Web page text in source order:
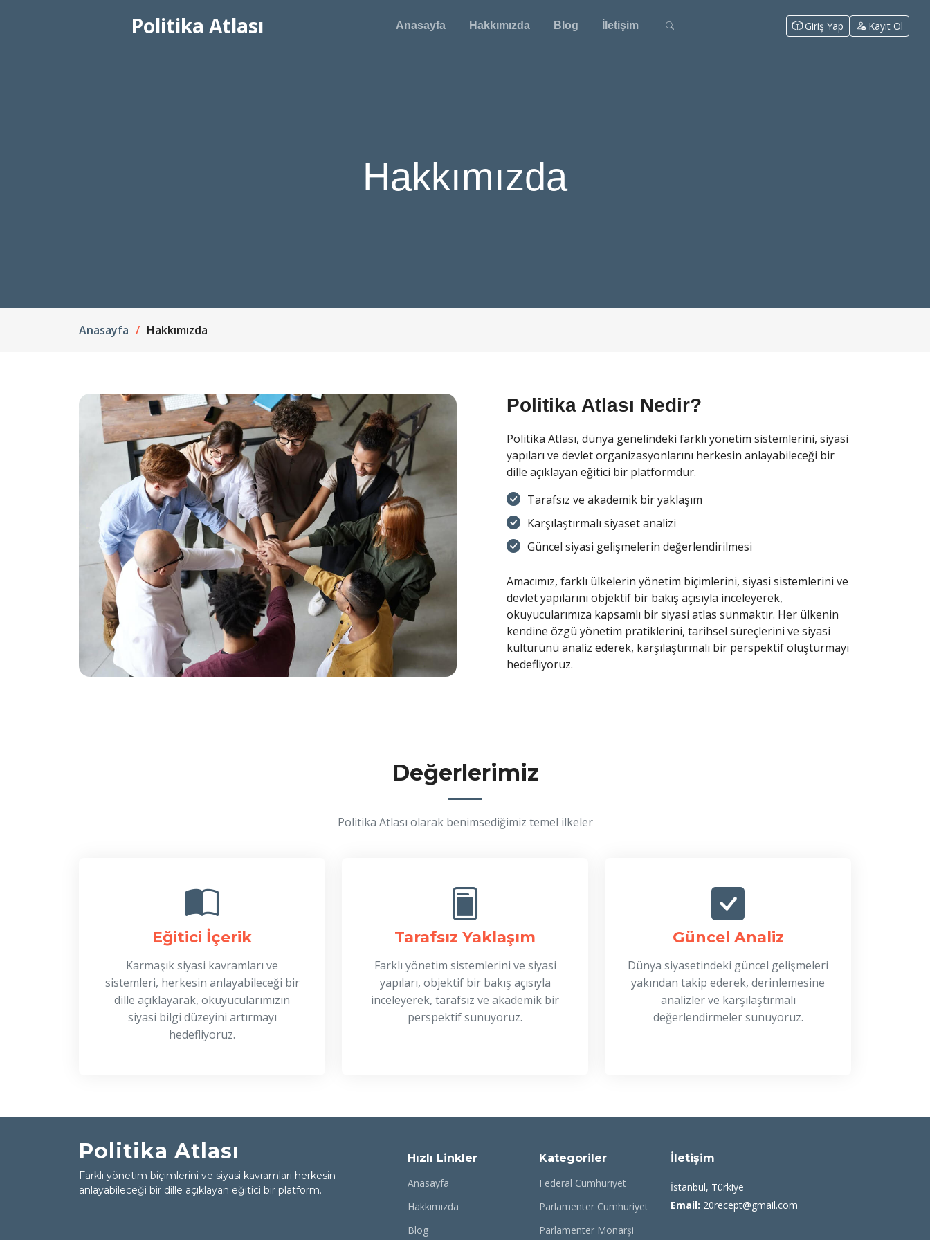
Politika Atlası Anasayfa Hakkımızda Blog İletişim Giriş Yap Kayıt Ol
Hakkımızda
Anasayfa Hakkımızda
Politika Atlası Nedir?
Politika Atlası, dünya genelindeki farklı yönetim sistemlerini, siyasi
yapıları ve devlet organizasyonlarını herkesin anlayabileceği bir
dille açıklayan eğitici bir platformdur.
Tarafsız ve akademik bir yaklaşım
Karşılaştırmalı siyaset analizi
Güncel siyasi gelişmelerin değerlendirilmesi
Amacımız, farklı ülkelerin yönetim biçimlerini, siyasi sistemlerini ve
devlet yapılarını objektif bir bakış açısıyla inceleyerek,
okuyucularımıza kapsamlı bir siyasi atlas sunmaktır. Her ülkenin
kendine özgü yönetim pratiklerini, tarihsel süreçlerini ve siyasi
kültürünü analiz ederek, karşılaştırmalı bir perspektif oluşturmayı
hedefliyoruz.
Değerlerimiz
Politika Atlası olarak benimsediğimiz temel ilkeler
Eğitici İçerik
Karmaşık siyasi kavramları ve
sistemleri, herkesin anlayabileceği bir
dille açıklayarak, okuyucularımızın
siyasi bilgi düzeyini artırmayı
hedefliyoruz.
Tarafsız Yaklaşım
Farklı yönetim sistemlerini ve siyasi
yapıları, objektif bir bakış açısıyla
inceleyerek, tarafsız ve akademik bir
perspektif sunuyoruz.
Güncel Analiz
Dünya siyasetindeki güncel gelişmeleri
yakından takip ederek, derinlemesine
analizler ve karşılaştırmalı
değerlendirmeler sunuyoruz.
Politika Atlası
Farklı yönetim biçimlerini ve siyasi kavramları herkesin
anlayabileceği bir dille açıklayan eğitici bir platform.
Hızlı Linkler
Anasayfa
Hakkımızda
Blog
Kategoriler
Federal Cumhuriyet
Parlamenter Cumhuriyet
Parlamenter Monarşi
İletişim
İstanbul, Türkiye
Email: 20recept@gmail.com